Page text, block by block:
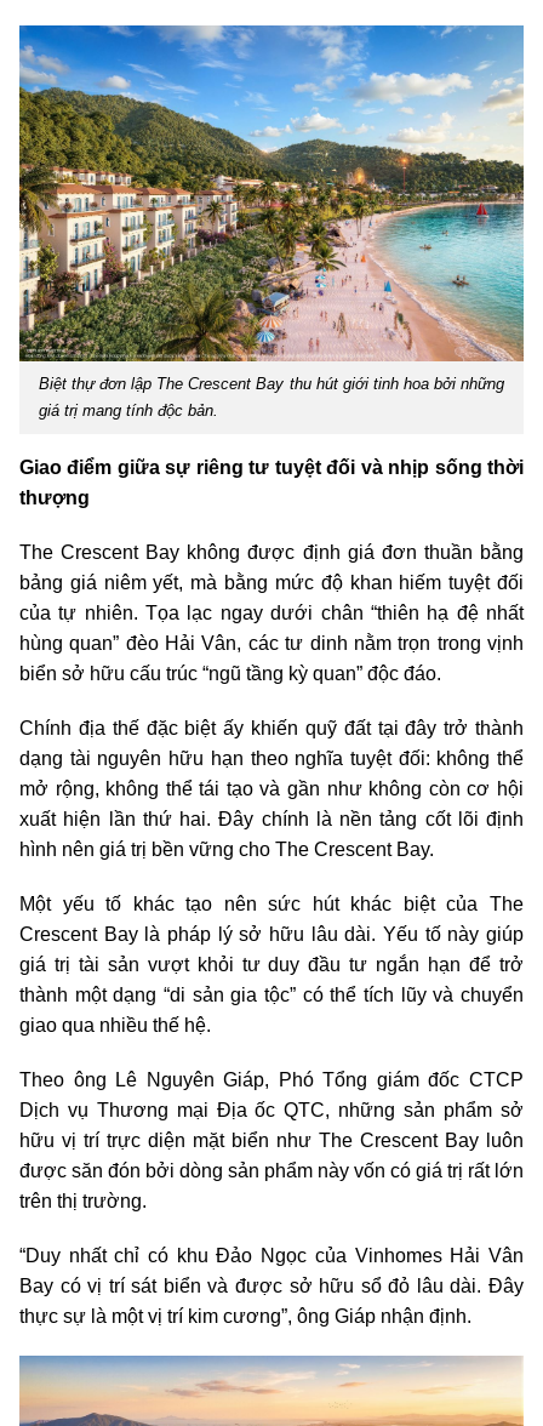
Biệt thự đơn lập The Crescent Bay thu hút giới tinh hoa bởi những
giá trị mang tính độc bản.
Giao điểm giữa sự riêng tư tuyệt đối và nhịp sống thời
thượng
The Crescent Bay không được định giá đơn thuần bằng
bảng giá niêm yết, mà bằng mức độ khan hiếm tuyệt đối
của tự nhiên. Tọa lạc ngay dưới chân “thiên hạ đệ nhất
hùng quan” đèo Hải Vân, các tư dinh nằm trọn trong vịnh
biển sở hữu cấu trúc “ngũ tầng kỳ quan” độc đáo.
Chính địa thế đặc biệt ấy khiến quỹ đất tại đây trở thành
dạng tài nguyên hữu hạn theo nghĩa tuyệt đối: không thể
mở rộng, không thể tái tạo và gần như không còn cơ hội
xuất hiện lần thứ hai. Đây chính là nền tảng cốt lõi định
hình nên giá trị bền vững cho The Crescent Bay.
Một yếu tố khác tạo nên sức hút khác biệt của The
Crescent Bay là pháp lý sở hữu lâu dài. Yếu tố này giúp
giá trị tài sản vượt khỏi tư duy đầu tư ngắn hạn để trở
thành một dạng “di sản gia tộc” có thể tích lũy và chuyển
giao qua nhiều thế hệ.
Theo ông Lê Nguyên Giáp, Phó Tổng giám đốc CTCP
Dịch vụ Thương mại Địa ốc QTC, những sản phẩm sở
hữu vị trí trực diện mặt biển như The Crescent Bay luôn
được săn đón bởi dòng sản phẩm này vốn có giá trị rất lớn
trên thị trường.
“Duy nhất chỉ có khu Đảo Ngọc của Vinhomes Hải Vân
Bay có vị trí sát biển và được sở hữu sổ đỏ lâu dài. Đây
thực sự là một vị trí kim cương”, ông Giáp nhận định.